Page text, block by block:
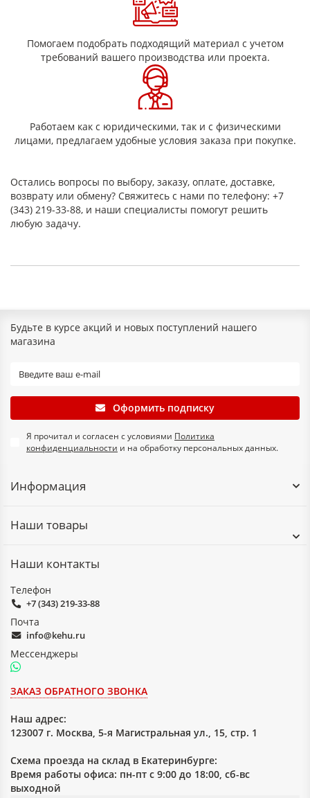
Помогаем подобрать подходящий материал с учетом
требований вашего производства или проекта.
Работаем как с юридическими, так и с физическими
лицами, предлагаем удобные условия заказа при покупке.
Остались вопросы по выбору, заказу, оплате, доставке,
возврату или обмену? Свяжитесь с нами по телефону: +7
(343) 219-33-88, и наши специалисты помогут решить
любую задачу.
Будьте в курсе акций и новых поступлений нашего
магазина
Оформить подписку
Я прочитал и согласен с условиями Политика
конфиденциальности и на обработку персональных данных.
Информация
Наши товары
Наши контакты
Телефон
+7 (343) 219-33-88
Почта
info@kehu.ru
Мессенджеры
ЗАКАЗ ОБРАТНОГО ЗВОНКА
Наш адрес:
123007 г. Москва, 5-я Магистральная ул., 15, стр. 1
Схема проезда на склад в Екатеринбурге:
Время работы офиса: пн-пт с 9:00 до 18:00, сб-вс
выходной